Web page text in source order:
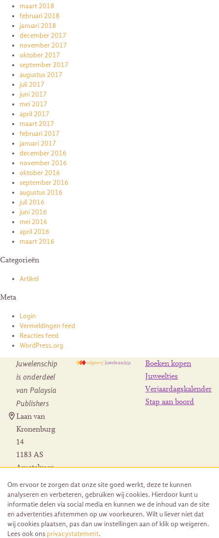
maart 2018
februari 2018
januari 2018
december 2017
november 2017
oktober 2017
september 2017
augustus 2017
juli 2017
juni 2017
mei 2017
april 2017
maart 2017
februari 2017
januari 2017
december 2016
november 2016
oktober 2016
september 2016
augustus 2016
juli 2016
juni 2016
mei 2016
april 2016
maart 2016
Categorieën
Artikel
Meta
Login
Vermeldingen feed
Reacties feed
WordPress.org
Juwelenschip
is onderdeel
van Palaysia
Publishers
Laan van
Kronenburg
14
1183 AS
Amstelveen
Herroeping
bestelling
Boeken kopen
Juweeltjes
Verjaardagskalender
Stap aan boord
Om ervoor te zorgen dat onze site goed werkt, deze te kunnen
analyseren en verbeteren, gebruiken wij cookies. Hierdoor kunt u
informatie delen via social media en kunnen we de inhoud van de site
en advertenties afstemmen op uw voorkeuren. Wilt u liever niet dat
wij cookies plaatsen, pas dan uw instellingen aan of klik op weigeren.
Lees ook ons privacystatement.